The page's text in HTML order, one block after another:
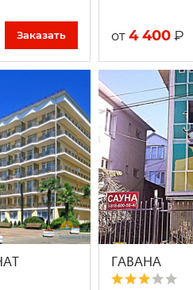
Заказать от4 400 ₽
ГАВАНА